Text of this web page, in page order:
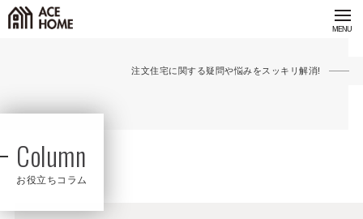
注文住宅に関する疑問や悩みをスッキリ解消!
Column
お役立ちコラム